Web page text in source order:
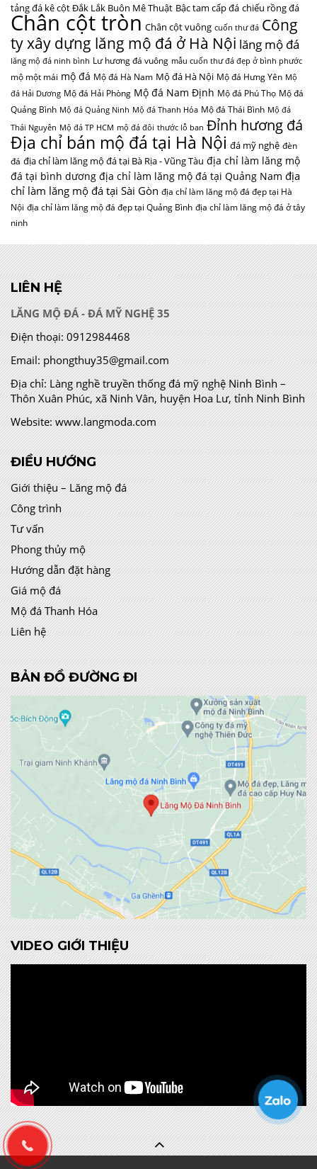
tảng đá kê cột Đắk Lắk Buôn Mê Thuật Bậc tam cấp đá chiếu rồng đá
Chân cột tròn Chân cột vuông cuốn thư đá Công
ty xây dựng lăng mộ đá ở Hà Nội lăng mộ đá
lăng mộ đá ninh bình Lư hương đá vuông mẫu cuốn thư đá đẹp ở bình phước
mộ một mái mộ đá Mộ đá Hà Nam Mộ đá Hà Nội Mộ đá Hưng Yên Mộ
đá Hải Dương Mộ đá Hải Phòng Mộ đá Nam Định Mộ đá Phú Thọ Mộ đá
Quảng Bình Mộ đá Quảng Ninh Mộ đá Thanh Hóa Mộ đá Thái Bình Mộ đá
Thái Nguyên Mộ đá TP HCM mộ đá đôi thước lỗ ban Đỉnh hương đá
Địa chỉ bán mộ đá tại Hà Nội đá mỹ nghệ đèn
đá địa chỉ làm lăng mộ đá tại Bà Rịa - Vũng Tàu địa chỉ làm lăng mộ
đá tại bình dương địa chỉ làm lăng mộ đá tại Quảng Nam địa
chỉ làm lăng mộ đá tại Sài Gòn địa chỉ làm lăng mộ đá đẹp tại Hà
Nội địa chỉ làm lăng mộ đá đẹp tại Quảng Bình địa chỉ làm lăng mộ đá ở tây
ninh
LIÊN HỆ
LĂNG MỘ ĐÁ - ĐÁ MỸ NGHỆ 35
Điện thoại: 0912984468
Email: phongthuy35@gmail.com
Địa chỉ:Làng nghề truyền thống đá mỹ nghệ Ninh Bình –
Thôn Xuân Phúc, xã Ninh Vân, huyện Hoa Lư, tỉnh Ninh Bình
Website: www.langmoda.com
ĐIỀU HƯỚNG
Giới thiệu – Lăng mộ đá
Công trình
Tư vấn
Phong thủy mộ
Hướng dẫn đặt hàng
Giá mộ đá
Mộ đá Thanh Hóa
Liên hệ
BẢN ĐỒ ĐƯỜNG ĐI
VIDEO GIỚI THIỆU